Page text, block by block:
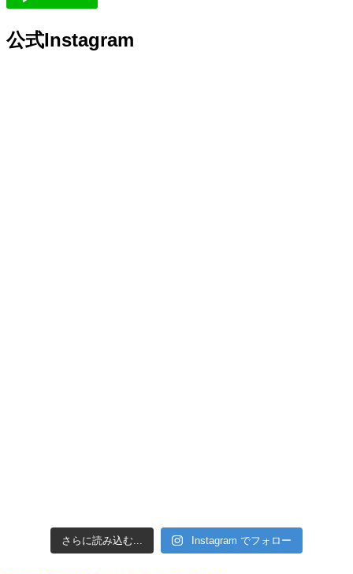
公式Instagram
さらに読み込む... Instagram でフォロー